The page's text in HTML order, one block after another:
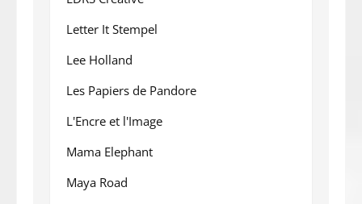
Letter It Stempel
Lee Holland
Les Papiers de Pandore
L'Encre et l'Image
Mama Elephant
Maya Road